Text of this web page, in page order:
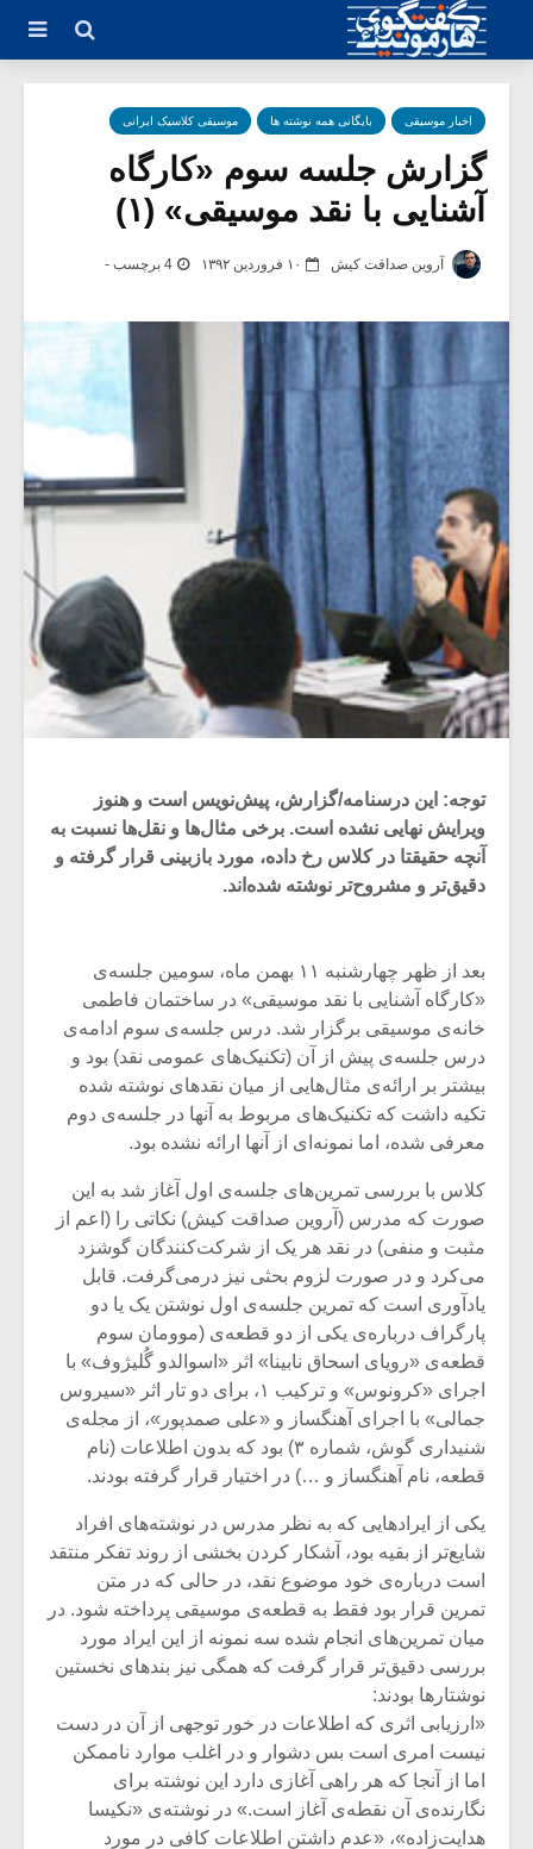
اخبار موسیقی بایگانی همه نوشته ها موسیقی کلاسیک ایرانی
گزارش جلسه سوم «کارگاه
آشنایی با نقد موسیقی» (۱)
آروین صداقت کیش ۱۰ فروردین ۱۳۹۲ 4 برچسب -
توجه: این درسنامه/گزارش، پیش‌نویس است و هنوز
ویرایش نهایی نشده است. برخی مثال‌ها و نقل‌ها نسبت به
آنچه حقیقتا در کلاس رخ داده، مورد بازبینی قرار گرفته و
دقیق‌تر و مشروح‌تر نوشته شده‌اند.
بعد از ظهر چهارشنبه ۱۱ بهمن ماه، سومین جلسه‌ی
«کارگاه آشنایی با نقد موسیقی» در ساختمان فاطمی
خانه‌ی موسیقی برگزار شد. درس جلسه‌ی سوم ادامه‌ی
درس جلسه‌ی پیش از آن (تکنیک‌های عمومی نقد) بود و
بیشتر بر ارائه‌ی مثال‌هایی از میان نقدهای نوشته شده‌
تکیه داشت که تکنیک‌های مربوط به آنها در جلسه‌ی دوم
معرفی شده، اما نمونه‌ای از آنها ارائه نشده بود.
کلاس با بررسی تمرین‌های جلسه‌ی اول آغاز شد به این
صورت که مدرس (آروین صداقت کیش) نکاتی را (اعم از
مثبت و منفی) در نقد هر یک از شرکت‌کنندگان گوشزد
می‌کرد و در صورت لزوم بحثی نیز درمی‌گرفت. قابل
یاد‌آوری است که تمرین جلسه‌ی اول نوشتن یک یا دو
پارگراف درباره‌ی یکی از دو قطعه‌ی (موومان سوم
قطعه‌ی «رویای اسحاق نابینا» اثر «اسوالدو گُلیژوف» با
اجرای «کرونوس» و ترکیب ۱، برای دو تار اثر «سیروس
جمالی» با اجرای آهنگساز و «علی صمدپور»، از مجله‌ی
شنیداری گوش، شماره ۳) بود که بدون اطلاعات (نام
قطعه، نام آهنگساز و …) در اختیار قرار گرفته بودند.
یکی از ایرادهایی که به نظر مدرس در نوشته‌های افراد
شایع‌تر از بقیه بود، آشکار کردن بخشی از روند تفکر منتقد
است درباره‌ی خود موضوع نقد، در حالی که در متن
تمرین قرار بود فقط به قطعه‌ی موسیقی پرداخته شود. در
میان تمرین‌های انجام شده سه نمونه از این ایراد مورد
بررسی دقیق‌تر قرار گرفت که همگی نیز بندهای نخستین
نوشتارها بودند:
«ارزیابی اثری که اطلاعات در خور توجهی از آن در دست
نیست امری است بس دشوار و در اغلب موارد ناممکن
اما از آنجا که هر راهی آغازی دارد این نوشته برای
نگارنده‌ی آن نقطه‌ی آغاز است.» در نوشته‌ی «نکیسا
هدایت‌زاده»، «عدم داشتن اطلاعات کافی در مورد
میکلوش روژا
یادداشتی بر موسیقی
متن فیلم «متری
شیش و نیم»
اگر نمی توانی
بدنام ترین باش
دوره
برگزار
سکانسی